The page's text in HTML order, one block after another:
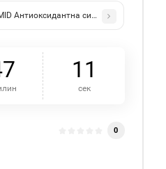
7 1 1
сек
0